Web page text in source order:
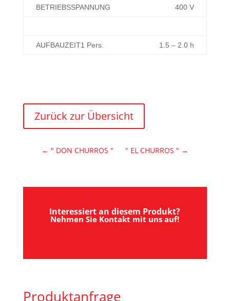
BETRIEBSSPANNUNG 400 V
AUFBAUZEIT1 Pers. 1.5 – 2.0 h
Zurück zur Übersicht
← " DON CHURROS " " EL CHURROS " →
Interessiert an diesem Produkt?
Nehmen Sie Kontakt mit uns auf!
Produktanfrage